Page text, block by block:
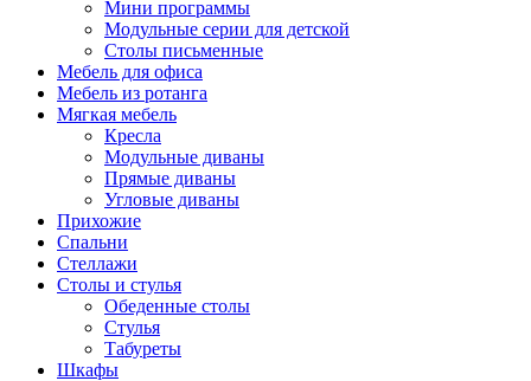
Мини программы
Модульные серии для детской
Столы письменные
Мебель для офиса
Мебель из ротанга
Мягкая мебель
Кресла
Модульные диваны
Прямые диваны
Угловые диваны
Прихожие
Спальни
Стеллажи
Столы и стулья
Обеденные столы
Стулья
Табуреты
Шкафы